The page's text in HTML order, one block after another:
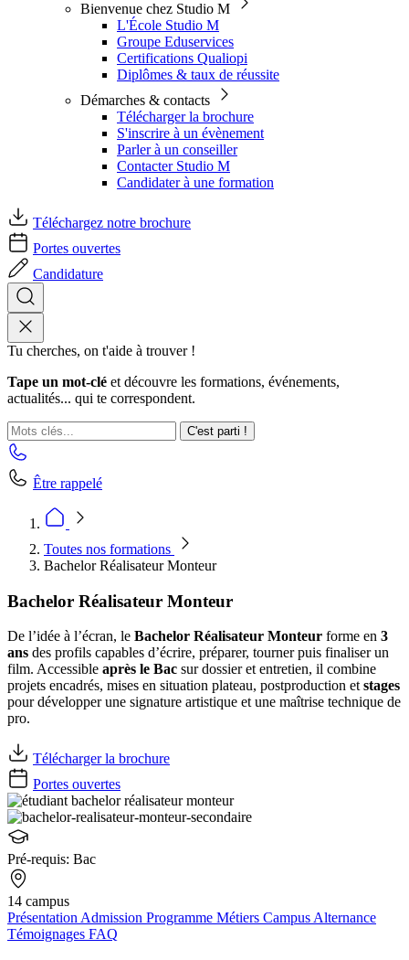
Bienvenue chez Studio M
L'École Studio M
Groupe Eduservices
Certifications Qualiopi
Diplômes & taux de réussite
Démarches & contacts
Télécharger la brochure
S'inscrire à un évènement
Parler à un conseiller
Contacter Studio M
Candidater à une formation
Téléchargez notre brochure
Portes ouvertes
Candidature
Tu cherches, on t'aide à trouver !
Tape un mot-clé et découvre les formations, événements,
actualités... qui te correspondent.
C'est parti !
Être rappelé
Toutes nos formations
Bachelor Réalisateur Monteur
Bachelor Réalisateur Monteur
De l’idée à l’écran, le Bachelor Réalisateur Monteur forme en 3
ans des profils capables d’écrire, préparer, tourner puis finaliser un
film. Accessible après le Bac sur dossier et entretien, il combine
projets encadrés, mises en situation plateau, postproduction etstages
pour développer une signature artistique et une maîtrise technique de
pro.
Télécharger la brochure
Portes ouvertes
Pré-requis: Bac
14 campus
PrésentationAdmission Programme Métiers CampusAlternance
Témoignages FAQ